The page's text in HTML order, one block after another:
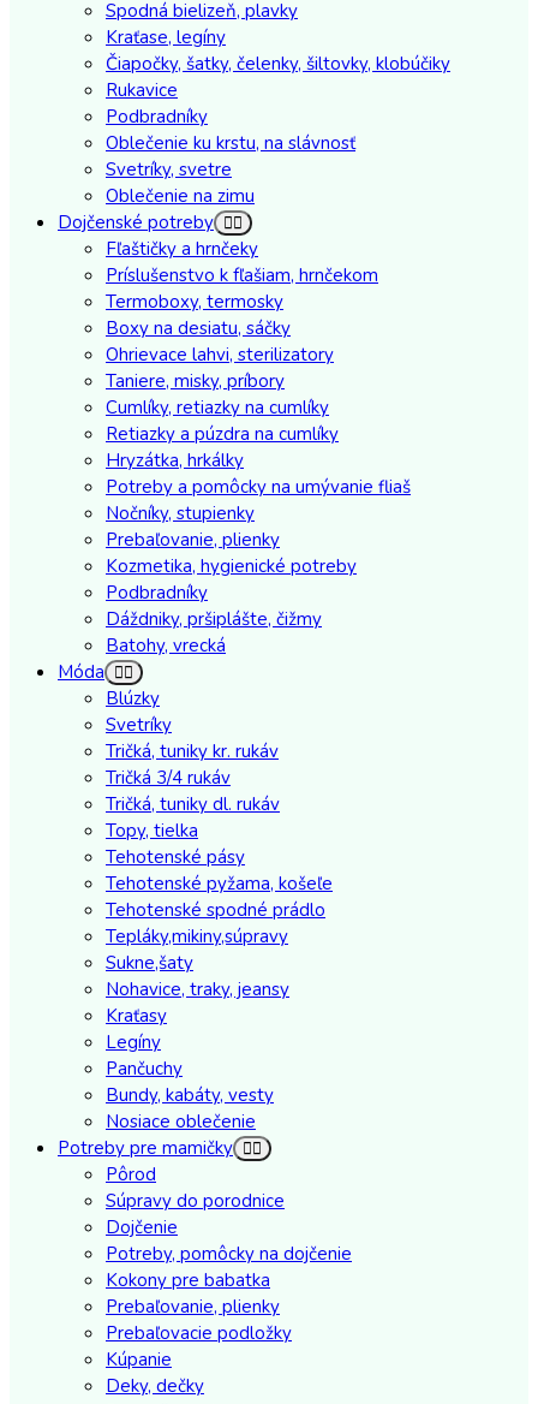
Spodná bielizeň, plavky
Kraťase, legíny
Čiapočky, šatky, čelenky, šiltovky, klobúčiky
Rukavice
Podbradníky
Oblečenie ku krstu, na slávnosť
Svetríky, svetre
Oblečenie na zimu
Dojčenské potreby
Fľaštičky a hrnčeky
Príslušenstvo k fľašiam, hrnčekom
Termoboxy, termosky
Boxy na desiatu, sáčky
Ohrievace lahvi, sterilizatory
Taniere, misky, príbory
Cumlíky, retiazky na cumlíky
Retiazky a púzdra na cumlíky
Hryzátka, hrkálky
Potreby a pomôcky na umývanie fliaš
Nočníky, stupienky
Prebaľovanie, plienky
Kozmetika, hygienické potreby
Podbradníky
Dáždniky, pršiplášte, čižmy
Batohy, vrecká
Móda
Blúzky
Svetríky
Tričká, tuniky kr. rukáv
Tričká 3/4 rukáv
Tričká, tuniky dl. rukáv
Topy, tielka
Tehotenské pásy
Tehotenské pyžama, košeľe
Tehotenské spodné prádlo
Tepláky,mikiny,súpravy
Sukne,šaty
Nohavice, traky, jeansy
Kraťasy
Legíny
Pančuchy
Bundy, kabáty, vesty
Nosiace oblečenie
Potreby pre mamičky
Pôrod
Súpravy do porodnice
Dojčenie
Potreby, pomôcky na dojčenie
Kokony pre babatka
Prebaľovanie, plienky
Prebaľovacie podložky
Kúpanie
Deky, dečky